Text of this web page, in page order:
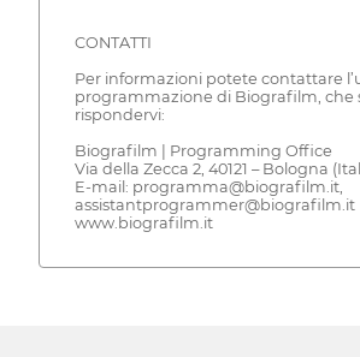
CONTATTI
Per informazioni potete contattare
programmazione di Biografilm, che
rispondervi:
Biografilm | Programming Office
Via della Zecca 2, 40121 – Bologna
E-mail: programma@biografilm.it,
assistantprogrammer@biografilm.it
www.biografilm.it